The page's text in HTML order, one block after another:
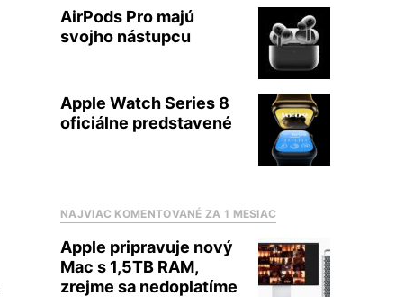
AirPods Pro majú
svojho nástupcu
Apple Watch Series 8
oficiálne predstavené
NAJVIAC KOMENTOVANÉ ZA 1 MESIAC
Apple pripravuje nový
Mac s 1,5TB RAM,
zrejme sa nedoplatíme